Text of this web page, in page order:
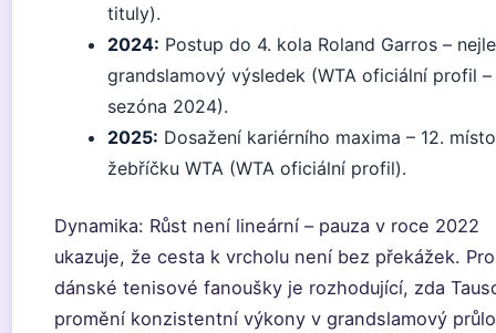
tituly).
2024: Postup do 4. kola Roland Garros –
grandslamový výsledek (WTA oficiální profil –
sezóna 2024).
2025: Dosažení kariérního maxima – 12.
žebříčku WTA (WTA oficiální profil).
Dynamika: Růst není lineární – pauza v roce 2022
ukazuje, že cesta k vrcholu není bez překážek. Pro
dánské tenisové fanoušky je rozhodující, zda
promění konzistentní výkony v grandslamový